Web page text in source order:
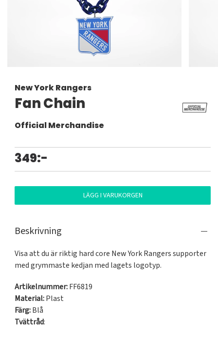
New York Rangers
Fan Chain
Official Merchandise
349:-
LÄGG I VARUKORGEN
Beskrivning
Visa att du är riktig hard core New York Rangers supporter
med grymmaste kedjan med lagets logotyp.
Artikelnummer:FF6819
Material:Plast
Färg:Blå
Tvättråd: